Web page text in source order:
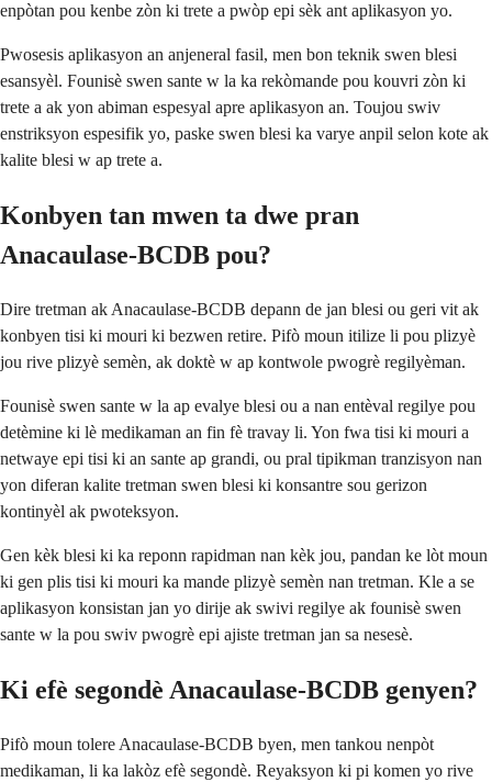
enpòtan pou kenbe zòn ki trete a pwòp epi sèk ant aplikasyon yo.
Pwosesis aplikasyon an anjeneral fasil, men bon teknik swen blesi
esansyèl. Founisè swen sante w la ka rekòmande pou kouvri zòn ki
trete a ak yon abiman espesyal apre aplikasyon an. Toujou swiv
enstriksyon espesifik yo, paske swen blesi ka varye anpil selon kote ak
kalite blesi w ap trete a.
Konbyen tan mwen ta dwe pran
Anacaulase-BCDB pou?
Dire tretman ak Anacaulase-BCDB depann de jan blesi ou geri vit ak
konbyen tisi ki mouri ki bezwen retire. Pifò moun itilize li pou plizyè
jou rive plizyè semèn, ak doktè w ap kontwole pwogrè regilyèman.
Founisè swen sante w la ap evalye blesi ou a nan entèval regilye pou
detèmine ki lè medikaman an fin fè travay li. Yon fwa tisi ki mouri a
netwaye epi tisi ki an sante ap grandi, ou pral tipikman tranzisyon nan
yon diferan kalite tretman swen blesi ki konsantre sou gerizon
kontinyèl ak pwoteksyon.
Gen kèk blesi ki ka reponn rapidman nan kèk jou, pandan ke lòt moun
ki gen plis tisi ki mouri ka mande plizyè semèn nan tretman. Kle a se
aplikasyon konsistan jan yo dirije ak swivi regilye ak founisè swen
sante w la pou swiv pwogrè epi ajiste tretman jan sa nesesè.
Ki efè segondè Anacaulase-BCDB genyen?
Pifò moun tolere Anacaulase-BCDB byen, men tankou nenpòt
medikaman, li ka lakòz efè segondè. Reyaksyon ki pi komen yo rive